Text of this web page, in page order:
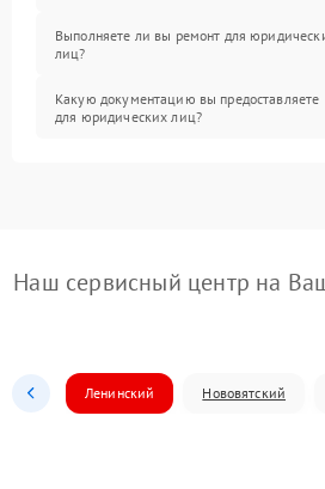
Выполняете ли вы ремонт для
лиц?
Какую документацию вы предоставляете
для юридических лиц?
Наш сервисный центр на
Ленинский Нововятский